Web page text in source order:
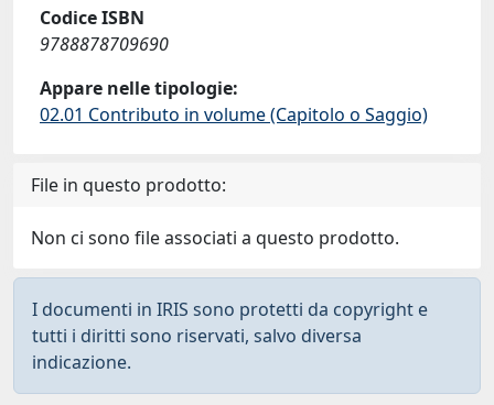
Codice ISBN
9788878709690
Appare nelle tipologie:
02.01 Contributo in volume (Capitolo o Saggio)
File in questo prodotto:
Non ci sono file associati a questo prodotto.
I documenti in IRIS sono protetti da copyright e
tutti i diritti sono riservati, salvo diversa
indicazione.